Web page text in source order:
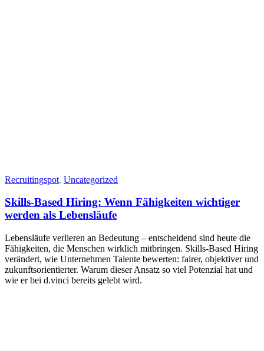
Recruitingspot, Uncategorized
Skills-Based Hiring: Wenn Fähigkeiten wichtiger
werden als Lebensläufe
Lebensläufe verlieren an Bedeutung – entscheidend sind heute die
Fähigkeiten, die Menschen wirklich mitbringen. Skills-Based Hiring
verändert, wie Unternehmen Talente bewerten: fairer, objektiver und
zukunftsorientierter. Warum dieser Ansatz so viel Potenzial hat und
wie er bei d.vinci bereits gelebt wird.